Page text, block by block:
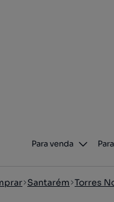
Para venda
Santarém Torres